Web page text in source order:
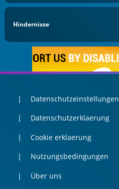
Hindernisse
Datenschutzeinstellungen
Datenschutzerklaerung
Cookie erklaerung
Nutzungsbedingungen
Über uns